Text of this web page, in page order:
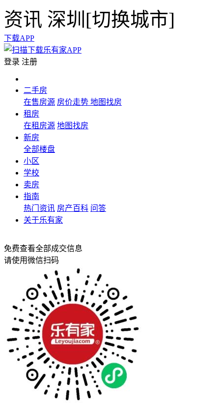
资讯 深圳[切换城市]
下载APP
登录 注册
二手房
在售房源 房价走势 地图找房
租房
在租房源 地图找房
新房
全部楼盘
小区
学校
卖房
指南
热门资讯 房产百科 问答
关于乐有家
免费查看全部成交信息
请使用微信扫码